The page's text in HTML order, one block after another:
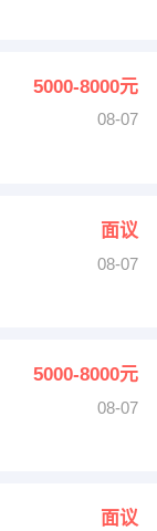
5000-8000元
08-07
面议
08-07
5000-8000元
08-07
面议